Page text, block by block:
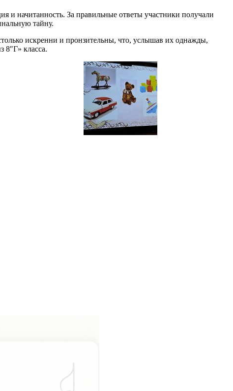
и начитанность. За правильные ответы участники получали
тайну.
искренни и пронзительны, что, услышав их однажды,
класса.